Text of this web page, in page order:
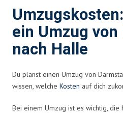
ein Umzug
nach Halle
Du planst einen Umzug von
wissen, welche Kosten auf dich
Bei einem Umzug ist es wichtig, die